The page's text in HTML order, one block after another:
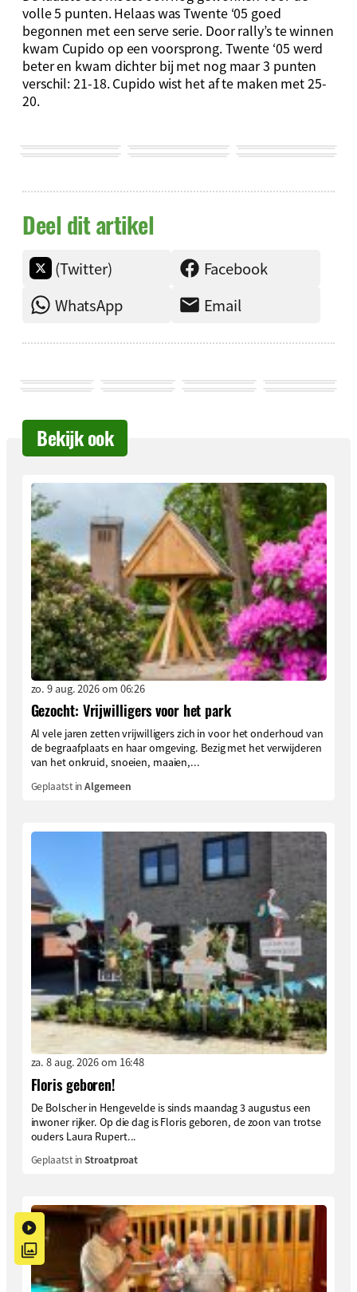
volle 5 punten. Helaas was Twente ‘05 goed
begonnen met een serve serie. Door rally’s te winnen
kwam Cupido op een voorsprong. Twente ‘05 werd
beter en kwam dichter bij met nog maar 3 punten
verschil: 21-18. Cupido wist het af te maken met 25-
20.
Deel dit artikel
(Twitter)
Facebook
WhatsApp
Email
Bekijk ook
zo. 9 aug. 2026 om 06:26
Gezocht: Vrijwilligers voor het park
Al vele jaren zetten vrijwilligers zich in voor het onderhoud van
de begraafplaats en haar omgeving. Bezig met het verwijderen
van het onkruid, snoeien, maaien,...
Geplaatst inAlgemeen
za. 8 aug. 2026 om 16:48
Floris geboren!
De Bolscher in Hengevelde is sinds maandag 3 augustus een
inwoner rijker. Op die dag is Floris geboren, de zoon van trotse
ouders Laura Rupert...
Geplaatst inStroatproat